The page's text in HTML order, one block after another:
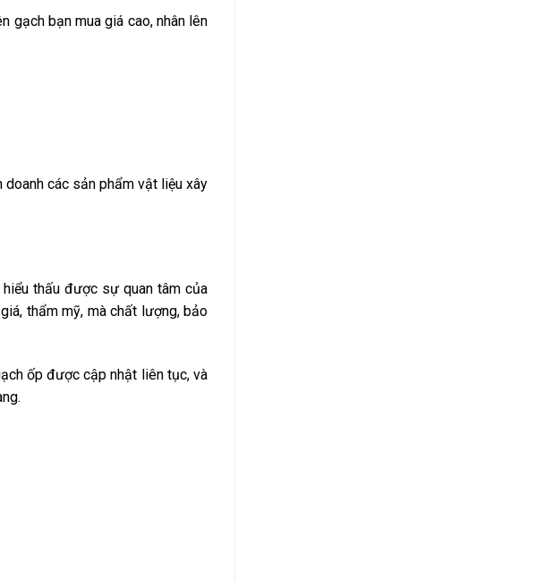
gạch bạn mua giá cao, nhân lên
các sản phẩm vật liệu xây
thấu được sự quan tâm của
thẩm mỹ, mà chất lượng, bảo
ốp được cập nhật liên tục, và